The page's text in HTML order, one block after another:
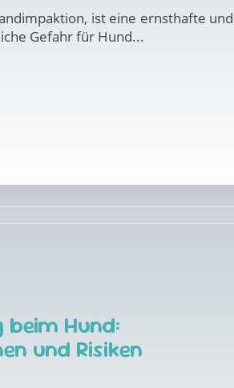
ist eine ernsthafte und
Gefahr für Hund...
Hund:
und Risiken